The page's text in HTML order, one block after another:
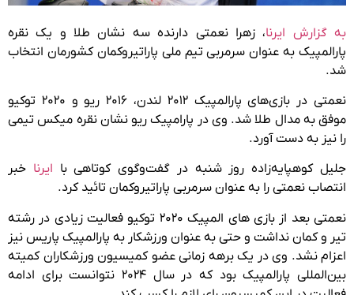
به گزارش ایرنا، زهرا نعمتی دارنده سه نشان طلا و یک نقره
پارالمپیک به عنوان سرمربی تیم ملی پاراتیروکمان کشورمان انتخاب
شد.
نعمتی در بازی‌های پارالمپیک ۲۰۱۲ لندن، ۲۰۱۶ ریو و ۲۰۲۰ توکیو
موفق به مدال طلا شد. وی در پارامپیک ریو نشان نقره میکس تیمی
را نیز به دست آورد.
جلیل کوهپایه‌زاده روز شنبه در گفت‌وگوی کوتاهی با ایرنا خبر
انتصاب نعمتی را به عنوان سرمربی پاراتیروکمان تائید کرد.
نعمتی بعد از بازی های المپیک ۲۰۲۰ توکیو فعالیت زیادی در رشته
تیر و کمان نداشت و حتی به عنوان ورزشکار به پارالمپیک پاریس نیز
اعزام نشد. وی در یک برهه زمانی عضو کمیسیون ورزشکاران کمیته
بین‌المللی پارالمپیک بود که در سال ۲۰۲۴ نتوانست برای ادامه